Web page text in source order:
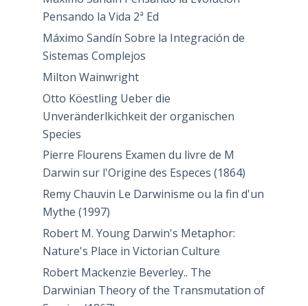
Pensando la Vida 2ª Ed
Máximo Sandín Sobre la Integración de
Sistemas Complejos
Milton Wainwright
Otto Köestling Ueber die
Unveränderlkichkeit der organischen
Species
Pierre Flourens Examen du livre de M
Darwin sur l'Origine des Especes (1864)
Remy Chauvin Le Darwinisme ou la fin d'un
Mythe (1997)
Robert M. Young Darwin's Metaphor:
Nature's Place in Victorian Culture
Robert Mackenzie Beverley.. The
Darwinian Theory of the Transmutation of